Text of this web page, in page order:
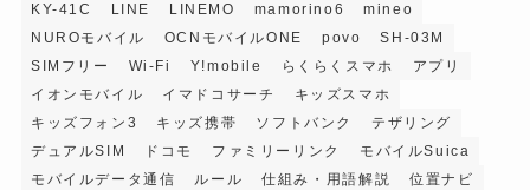
KY-41C
LINE LINEMO mamorino6
mineo
NUROモバイル
OCNモバイルONE povo
SH-03M
SIMフリー
Wi-Fi Y!mobile らくらくスマホ
アプリ
イオンモバイル
イマドコサーチ
キッズスマホ
キッズフォン3
キッズ携帯 ソフトバンク
テザリング
デュアルSIM
ドコモ ファミリーリンク
モバイルSuica
モバイルデータ通信
ルール 仕組み・用語解説
位置ナビ